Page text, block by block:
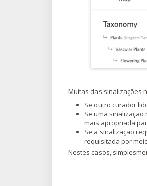
Muitas das sinalizações
Se outro curador
Se uma
mais apropriada
Se a sinalização
requisitada por
Nestes casos,